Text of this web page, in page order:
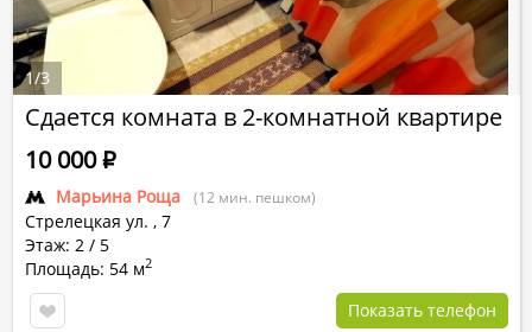
Сдается комната в 2-комнатной квартире
Марьина Роща (12 мин. пешком)
Стрелецкая ул. , 7
Этаж: 2 / 5
Площадь: 54 м2
10 000Р
Показать телефон
1/3